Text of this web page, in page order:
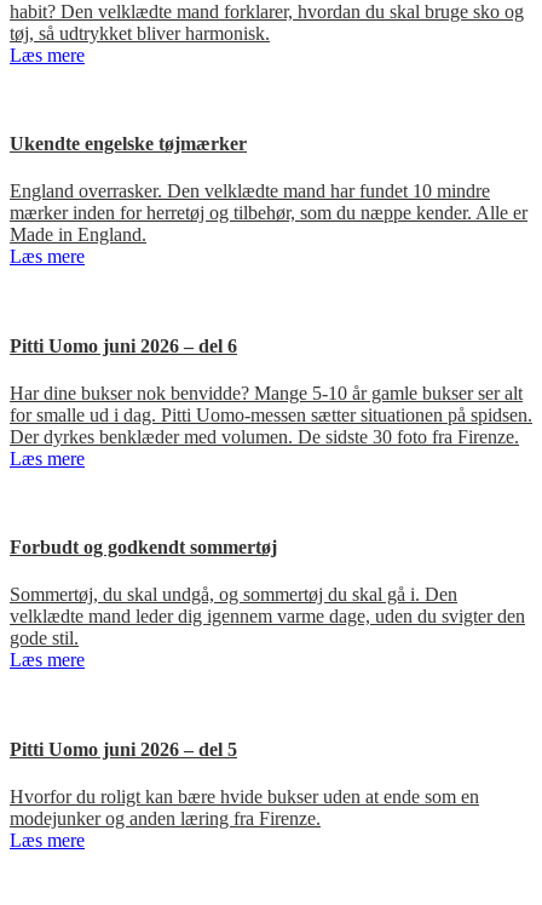
habit? Den velklædte mand forklarer, hvordan du skal bruge sko og
tøj, så udtrykket bliver harmonisk.
Læs mere
Ukendte engelske tøjmærker
England overrasker. Den velklædte mand har fundet 10 mindre
mærker inden for herretøj og tilbehør, som du næppe kender. Alle er
Made in England.
Læs mere
Pitti Uomo juni 2026 – del 6
Har dine bukser nok benvidde? Mange 5-10 år gamle bukser ser alt
for smalle ud i dag. Pitti Uomo-messen sætter situationen på spidsen.
Der dyrkes benklæder med volumen. De sidste 30 foto fra Firenze.
Læs mere
Forbudt og godkendt sommertøj
Sommertøj, du skal undgå, og sommertøj du skal gå i. Den
velklædte mand leder dig igennem varme dage, uden du svigter den
gode stil.
Læs mere
Pitti Uomo juni 2026 – del 5
Hvorfor du roligt kan bære hvide bukser uden at ende som en
modejunker og anden læring fra Firenze.
Læs mere